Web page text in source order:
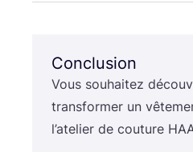
Conclusion
Vous sou­hai­tez
trans­for­mer un
l’a­te­lier de cou­ture